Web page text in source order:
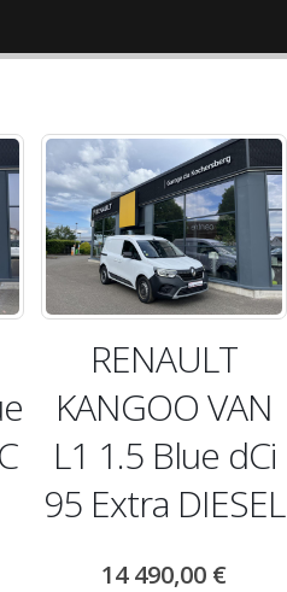
RENAULT
KANGOO VAN
L1 1.5 Blue dCi
95 Extra DIESEL
14 490,00 €